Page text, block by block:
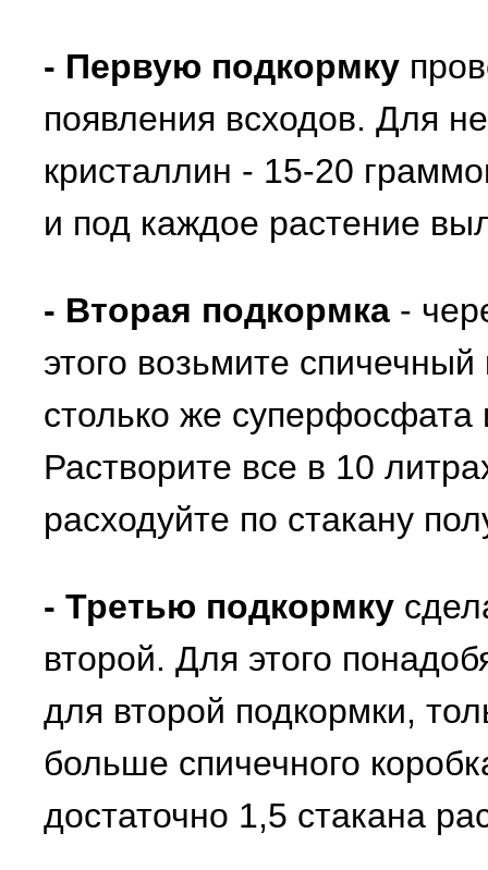
- Первую подкормку
появления всходов. Для
кристаллин - 15-20
и под каждое растение
- Вторая подкормка -
этого возьмите
столько же суперфосфата
Растворите все в 10
расходуйте по стакану
- Третью подкормку
второй. Для этого
для второй подкормки,
больше спичечного
достаточно 1,5 стакана